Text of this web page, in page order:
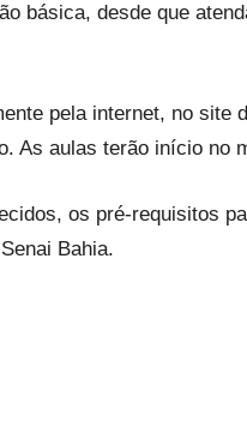
básica, desde que
pela internet, no site
As aulas terão início no
os pré-requisitos
Bahia.